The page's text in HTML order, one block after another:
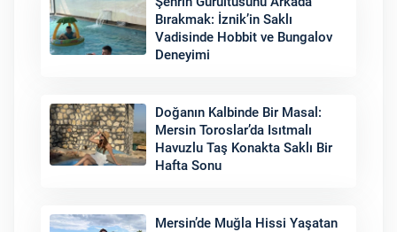
Bırakmak: İznik’in Saklı
Vadisinde Hobbit ve Bungalov
Deneyimi
Doğanın Kalbinde Bir Masal:
Mersin Toroslar’da Isıtmalı
Havuzlu Taş Konakta Saklı Bir
Hafta Sonu
Mersin’de Muğla Hissi Yaşatan